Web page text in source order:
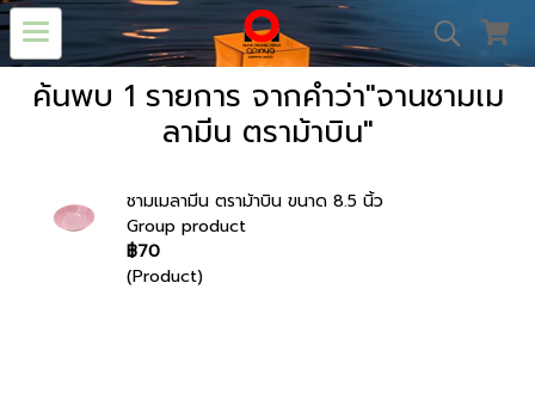
ค้นพบ 1 รายการ จากคำว่า"จานชามเม
ลามีน ตราม้าบิน"
ชามเมลามีน ตราม้าบิน ขนาด 8.5 นิ้ว
Group product
฿70
(Product)